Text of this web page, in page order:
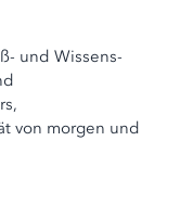
und Wissens-
von morgen und